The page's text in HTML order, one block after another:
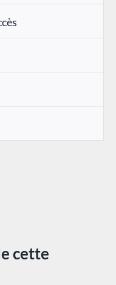
cette